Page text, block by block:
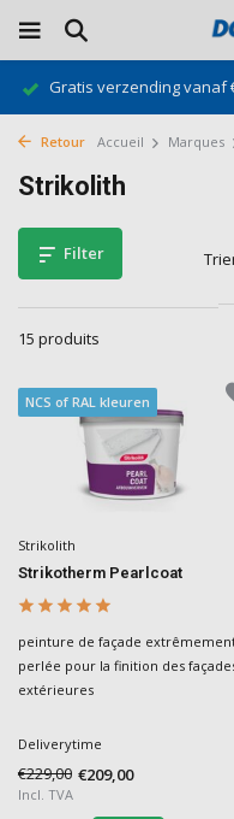
Gratis verzending vanaf
Retour Accueil Marques
Strikolith
Filter
15 produits
NCS of RAL kleuren
Strikolith
Strikotherm Pearlcoat
peinture de façade
perlée pour la finition des
extérieures
Deliverytime
€229,00 €209,00
Incl. TVA